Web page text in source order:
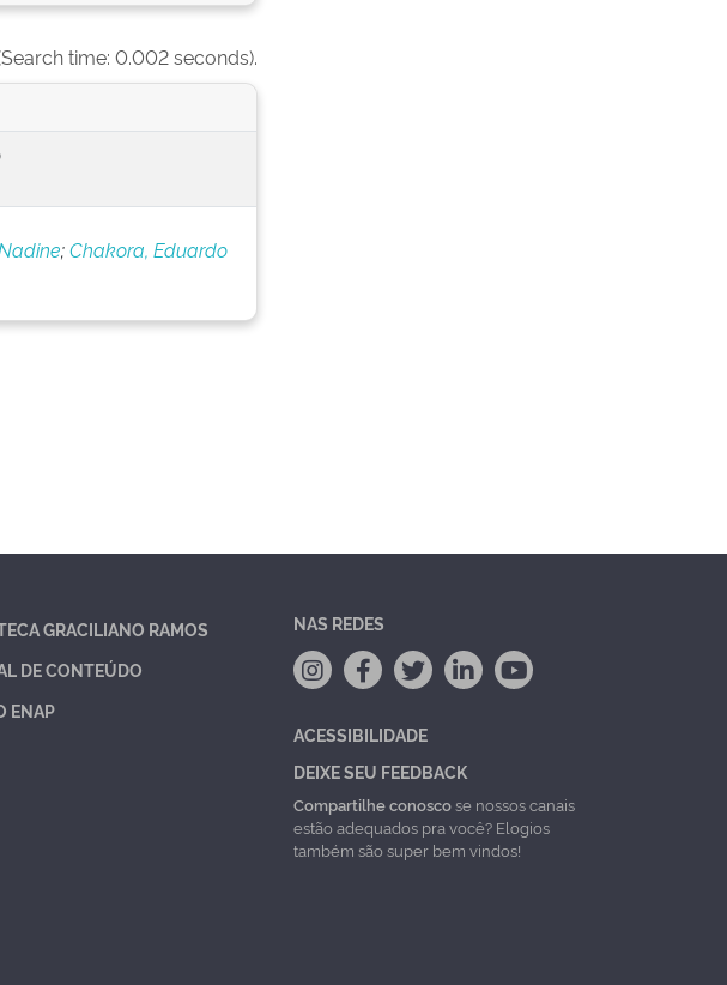
time: 0.002 seconds).
;Chakora, Eduardo
GRACILIANO RAMOS
DE CONTEÚDO
ENAP
NAS REDES
ACESSIBILIDADE
DEIXE SEU FEEDBACK
Compartilhe conoscose nossos canais
estão adequados pra você? Elogios
também são super bem vindos!